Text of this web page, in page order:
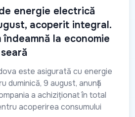
energie electrică
acoperit integral.
îndeamnă la economie
este asigurată cu energie
duminică, 9 august, anunță
a achiziționat în total
acoperirea consumului